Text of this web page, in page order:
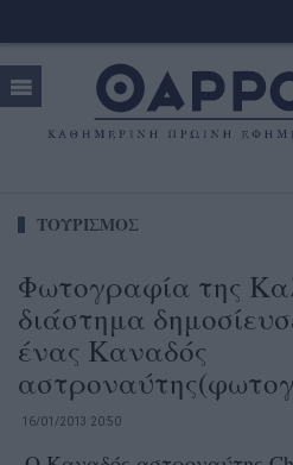
ΤΟΥΡΙΣΜΟΣ
Φωτογραφία της
διάστημα
ένας Καναδός
16/01/2013 20:50